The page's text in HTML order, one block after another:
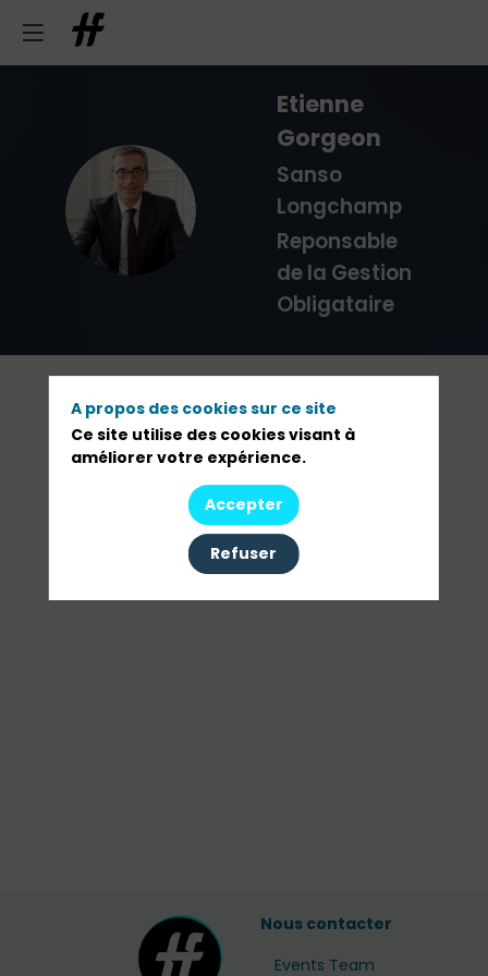
EG
Etienne
Gorgeon
Sanso
Longchamp
Reponsable
de la Gestion
Obligataire
Ses interventions
Découvrir le programme complet
Nous contacter
Events Team
A propos des cookies sur ce site
Ce site utilise des cookies visant à
améliorer votre expérience.
Accepter
Refuser